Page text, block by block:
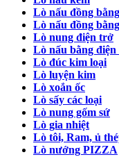
Lò nấu đồng
Lò nấu đồng
Lò nung điện trở
Lò nấu bằng
Lò đúc kim loại
Lò luyện kim
Lò xoắn ốc
Lò sấy các loại
Lò nung gốm sứ
Lò gia nhiệt
Lò tôi, Ram, ủ
Lò nướng PIZZA